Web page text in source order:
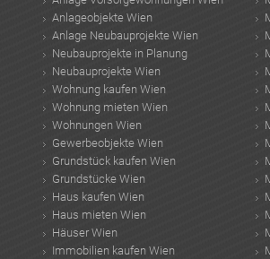
Anlageobjekte Wien
Anlage Neubauprojekte Wien
Neubauprojekte in Planung
Neubauprojekte Wien
Wohnung kaufen Wien
Wohnung mieten Wien
Wohnungen Wien
Gewerbeobjekte Wien
Grundstück kaufen Wien
Grundstücke Wien
Haus kaufen Wien
Haus mieten Wien
Häuser Wien
Immobilien kaufen Wien